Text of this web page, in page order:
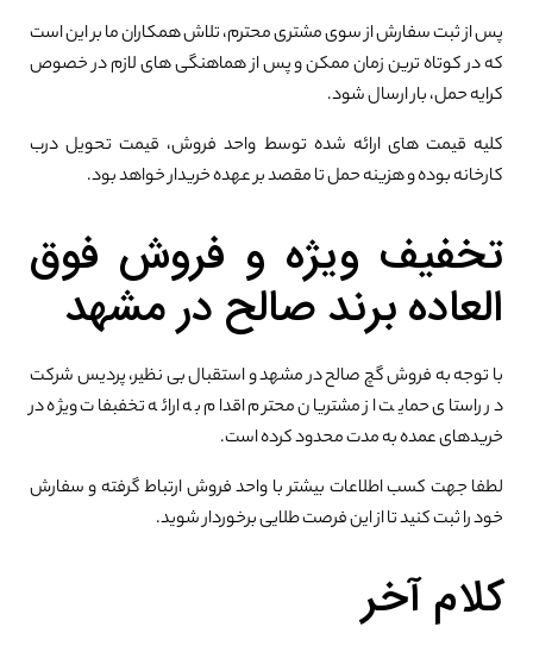
پس از ثبت سفارش از سوی مشتری محترم، تلاش همکاران ما بر این است
که در کوتاه ترین زمان ممکن و پس از هماهنگی های لازم در خصوص
کرایه حمل، بار ارسال شود.
کلیه قیمت های ارائه شده توسط واحد فروش، قیمت تحویل درب
کارخانه بوده و هزینه حمل تا مقصد بر عهده خریدار خواهد بود.
تخفیف ویژه و فروش فوق
العاده برند صالح در مشهد
با توجه به فروش گچ صالح در مشهد و استقبال بی نظیر، پردیس شرکت
در راستای حمایت از مشتریان محترم اقدام به ارائه تخفبفات ویژه در
خریدهای عمده به مدت محدود کرده است.
لطفا جهت کسب اطلاعات بیشتر با واحد فروش ارتباط گرفته و سفارش
خود را ثبت کنید تا از این فرصت طلایی برخوردار شوید.
کلام آخر
0%